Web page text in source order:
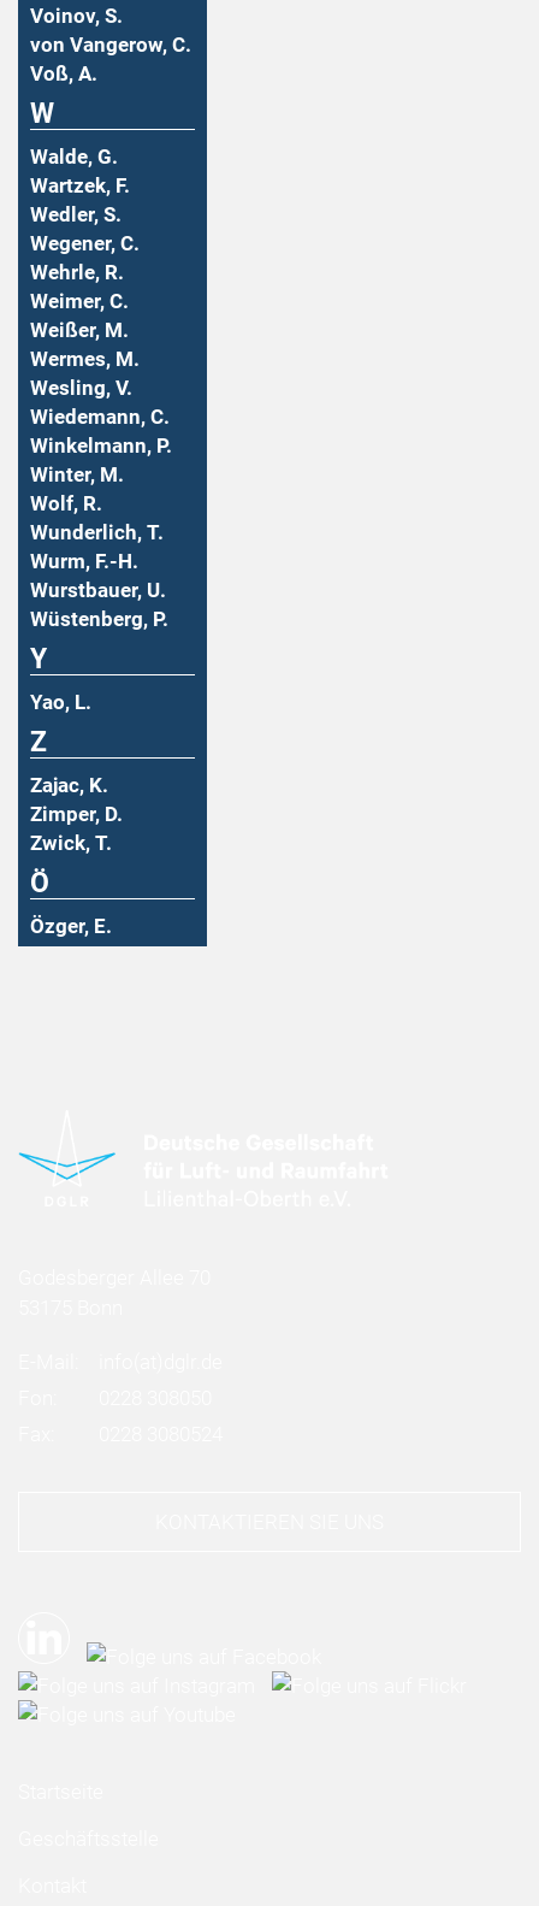
Voinov, S.
von Vangerow, C.
Voß, A.
W
Walde, G.
Wartzek, F.
Wedler, S.
Wegener, C.
Wehrle, R.
Weimer, C.
Weißer, M.
Wermes, M.
Wesling, V.
Wiedemann, C.
Winkelmann, P.
Winter, M.
Wolf, R.
Wunderlich, T.
Wurm, F.-H.
Wurstbauer, U.
Wüstenberg, P.
Y
Yao, L.
Z
Zajac, K.
Zimper, D.
Zwick, T.
Ö
Özger, E.